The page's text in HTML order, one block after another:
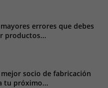
errores que debes
productos...
mejor socio de fabricación
tu próximo...